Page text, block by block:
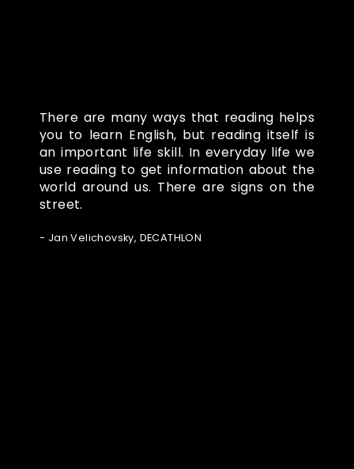
There are many ways that reading helps
you to learn English, but reading itself is
an important life skill. In everyday life we
use reading to get information about the
world around us. There are signs on the
street.
- Jan Velichovsky, DECATHLON